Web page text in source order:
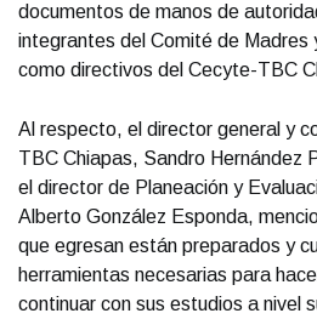
documentos de manos de
integrantes del Comité de Madres
como directivos del Cecyte-TBC
Al respecto, el director general y
TBC Chiapas, Sandro Hernández
el director de Planeación y
Alberto González Esponda,
que egresan están preparados y
herramientas necesarias para
continuar con sus estudios a nivel